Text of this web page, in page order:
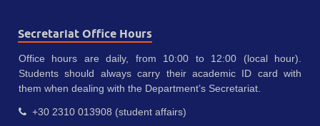
Secretariat Office Hours
Office hours are daily, from 10:00 to 12:00 (local hour).
Students should always carry their academic ID card with
them when dealing with the Department’s Secretariat.
+30 2310 013908 (student affairs)